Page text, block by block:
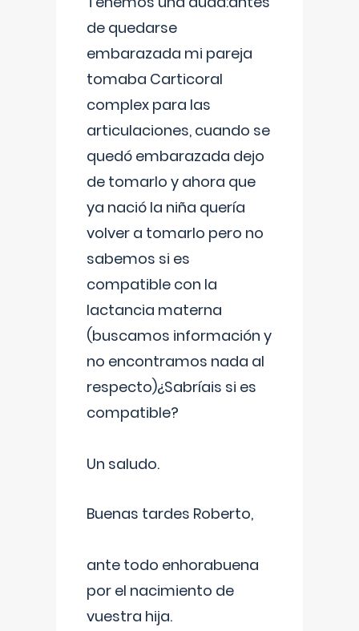
de quedarse
embarazada mi pareja
tomaba Carticoral
complex para las
articulaciones, cuando se
quedó embarazada dejo
de tomarlo y ahora que
ya nació la niña quería
volver a tomarlo pero no
sabemos si es
compatible con la
lactancia materna
(buscamos información y
no encontramos nada al
respecto)¿Sabríais si es
compatible?
Un saludo.
Buenas tardes Roberto,
ante todo enhorabuena
por el nacimiento de
vuestra hija.